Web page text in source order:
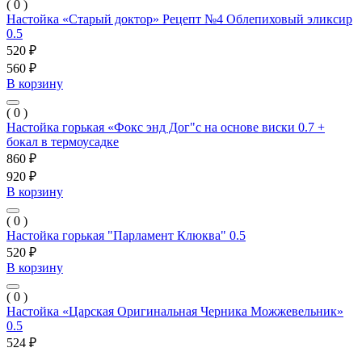
( 0 )
Настойка «Старый доктор» Рецепт №4 Облепиховый эликсир
0.5
520 ₽
560 ₽
В корзину
( 0 )
Настойка горькая «Фокс энд Дог"с на основе виски 0.7 +
бокал в термоусадке
860 ₽
920 ₽
В корзину
( 0 )
Настойка горькая "Парламент Клюква" 0.5
520 ₽
В корзину
( 0 )
Настойка «Царская Оригинальная Черника Можжевельник»
0.5
524 ₽